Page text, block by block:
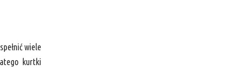
wiele
kurtki